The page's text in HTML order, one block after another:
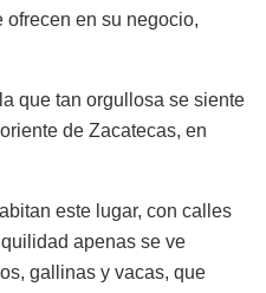
ofrecen en su negocio,
que tan orgullosa se siente
de Zacatecas, en
este lugar, con calles
apenas se ve
gallinas y vacas, que